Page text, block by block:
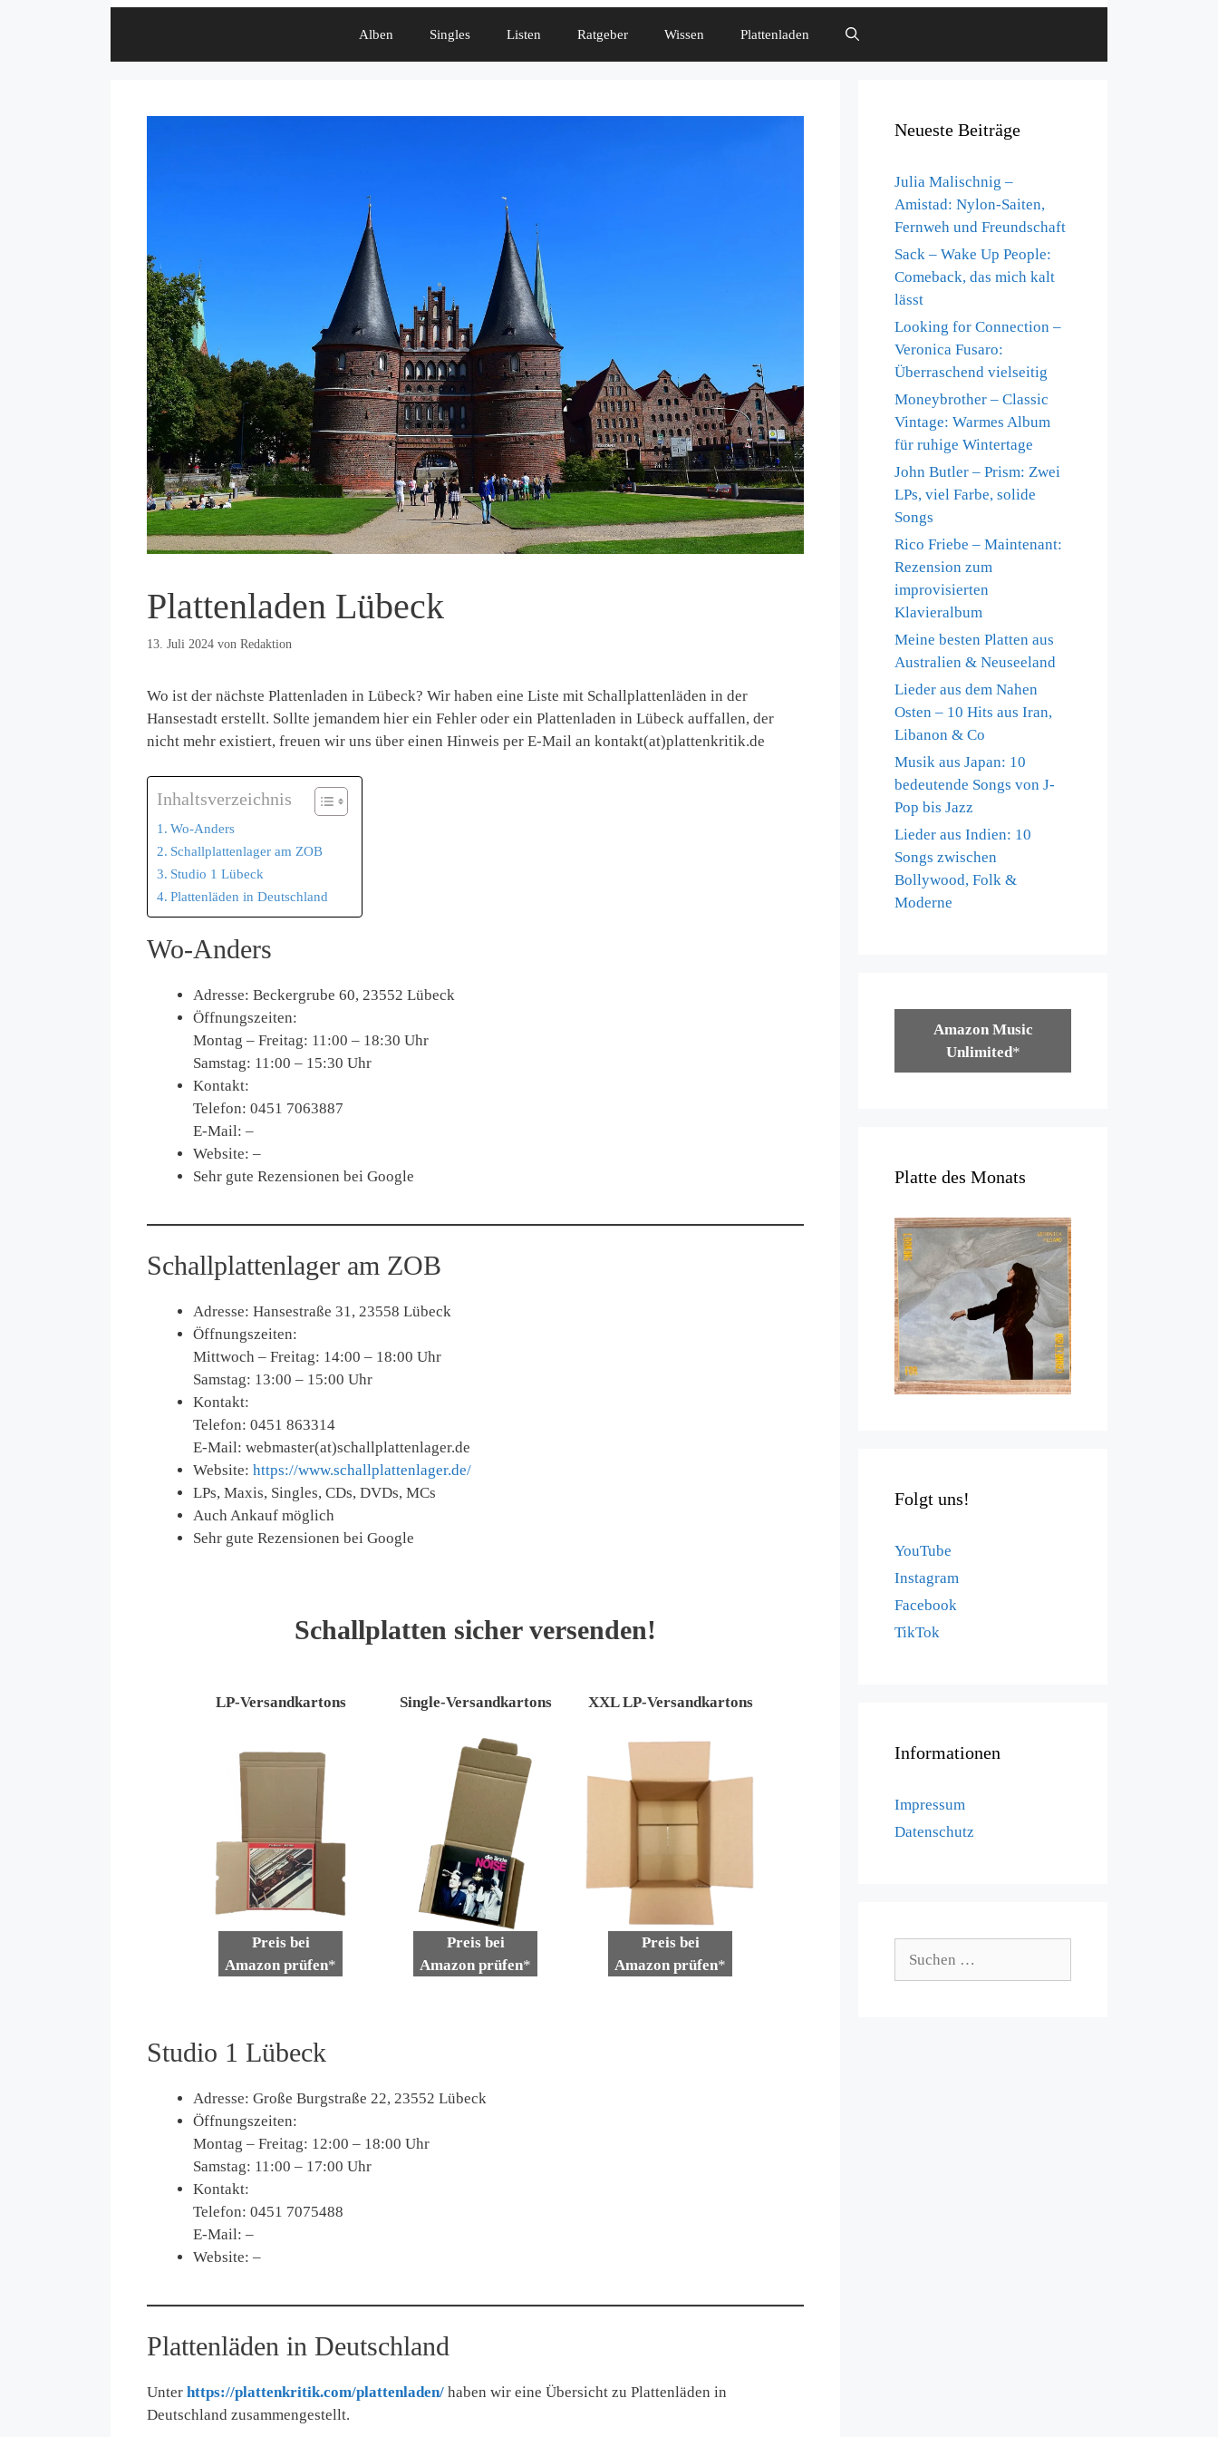
Alben Singles Listen Ratgeber Wissen Plattenladen
Plattenladen Lübeck
13. Juli 2024 von Redaktion
Wo ist der nächste Plattenladen in Lübeck? Wir haben eine Liste mit Schallplattenläden in der
Hansestadt erstellt. Sollte jemandem hier ein Fehler oder ein Plattenladen in Lübeck auffallen, der
nicht mehr existiert, freuen wir uns über einen Hinweis per E-Mail an kontakt(at)plattenkritik.de
Inhaltsverzeichnis
Wo-Anders
Schallplattenlager am ZOB
Studio 1 Lübeck
Plattenläden in Deutschland
Wo-Anders
Adresse: Beckergrube 60, 23552 Lübeck
Öffnungszeiten:
Montag – Freitag: 11:00 – 18:30 Uhr
Samstag: 11:00 – 15:30 Uhr
Kontakt:
Telefon: 0451 7063887
E-Mail: –
Website: –
Sehr gute Rezensionen bei Google
Schallplattenlager am ZOB
Adresse: Hansestraße 31, 23558 Lübeck
Öffnungszeiten:
Mittwoch – Freitag: 14:00 – 18:00 Uhr
Samstag: 13:00 – 15:00 Uhr
Kontakt:
Telefon: 0451 863314
E-Mail: webmaster(at)schallplattenlager.de
Website: https://www.schallplattenlager.de/
LPs, Maxis, Singles, CDs, DVDs, MCs
Auch Ankauf möglich
Sehr gute Rezensionen bei Google
Schallplatten sicher versenden!
LP-Versandkartons
Preis bei
Amazon prüfen*
Single-Versandkartons
Preis bei
Amazon prüfen*
XXL LP-Versandkartons
Preis bei
Amazon prüfen*
Studio 1 Lübeck
Adresse: Große Burgstraße 22, 23552 Lübeck
Öffnungszeiten:
Montag – Freitag: 12:00 – 18:00 Uhr
Samstag: 11:00 – 17:00 Uhr
Kontakt:
Telefon: 0451 7075488
E-Mail: –
Website: –
Plattenläden in Deutschland
Unter https://plattenkritik.com/plattenladen/ haben wir eine Übersicht zu Plattenläden in
Deutschland zusammengestellt.
Neueste Beiträge
Julia Malischnig –
Amistad: Nylon-Saiten,
Fernweh und Freundschaft
Sack – Wake Up People:
Comeback, das mich kalt
lässt
Looking for Connection –
Veronica Fusaro:
Überraschend vielseitig
Moneybrother – Classic
Vintage: Warmes Album
für ruhige Wintertage
John Butler – Prism: Zwei
LPs, viel Farbe, solide
Songs
Rico Friebe – Maintenant:
Rezension zum
improvisierten
Klavieralbum
Meine besten Platten aus
Australien & Neuseeland
Lieder aus dem Nahen
Osten – 10 Hits aus Iran,
Libanon & Co
Musik aus Japan: 10
bedeutende Songs von J-
Pop bis Jazz
Lieder aus Indien: 10
Songs zwischen
Bollywood, Folk &
Moderne
Amazon Music
Unlimited*
Platte des Monats
Folgt uns!
YouTube
Instagram
Facebook
TikTok
Informationen
Impressum
Datenschutz